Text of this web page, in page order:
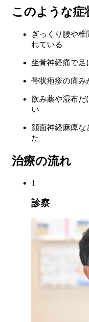
このような症
ぎっくり腰や
れている
坐骨神経痛で足
帯状疱疹の痛み
飲み薬や湿布だ
い
顔面神経麻痺な
た
治療の流れ
1
診察